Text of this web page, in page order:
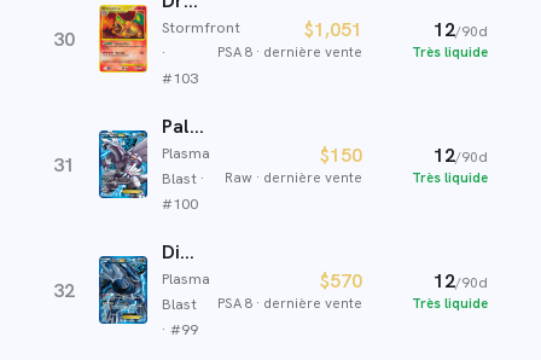
30
Stormfront
·
#103
$1,051
PSA 8 · dernière vente
12/90d
Très liquide
31
Palkia EX
Plasma
Blast ·
#100
$150
Raw · dernière vente
12/90d
Très liquide
32
Dialga EX
Plasma
Blast
· #99
$570
PSA 8 · dernière vente
12/90d
Très liquide